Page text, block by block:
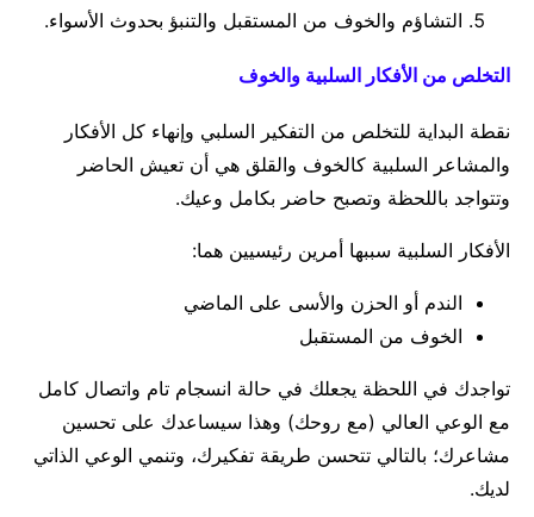
التشاؤم والخوف من المستقبل والتنبؤ بحدوث الأسواء.
التخلص من الأفكار السلبية والخوف
‏نقطة البداية للتخلص من التفكير السلبي وإنهاء كل الأفكار
والمشاعر السلبية كالخوف والقلق هي أن تعيش الحاضر
وتتواجد باللحظة وتصبح حاضر بكامل وعيك.
الأفكار السلبية سببها أمرين رئيسيين هما:
الندم أو الحزن والأسى على الماضي
الخوف من المستقبل
تواجدك في اللحظة يجعلك في حالة انسجام تام واتصال كامل
مع الوعي العالي (مع روحك) وهذا سيساعدك على تحسين
مشاعرك؛ بالتالي تتحسن طريقة تفكيرك، وتنمي الوعي الذاتي
لديك.